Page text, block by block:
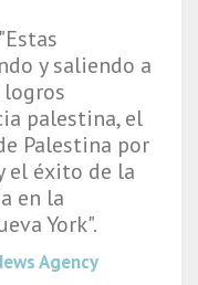
y saliendo a
logros
palestina, el
Palestina por
el éxito de la
en la
York".
Agency